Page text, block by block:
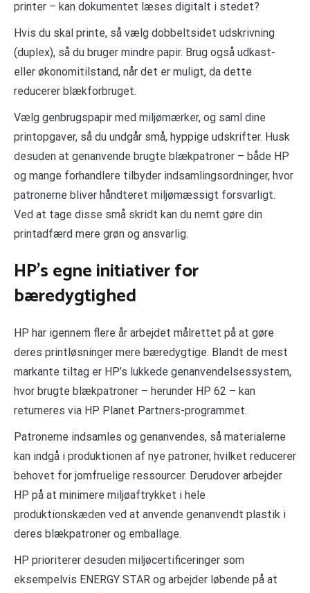
printer – kan dokumentet læses digitalt i stedet?
Hvis du skal printe, så vælg dobbeltsidet udskrivning
(duplex), så du bruger mindre papir. Brug også udkast-
eller økonomitilstand, når det er muligt, da dette
reducerer blækforbruget.
Vælg genbrugspapir med miljømærker, og saml dine
printopgaver, så du undgår små, hyppige udskrifter. Husk
desuden at genanvende brugte blækpatroner – både HP
og mange forhandlere tilbyder indsamlingsordninger, hvor
patronerne bliver håndteret miljømæssigt forsvarligt.
Ved at tage disse små skridt kan du nemt gøre din
printadfærd mere grøn og ansvarlig.
HP’s egne initiativer for
bæredygtighed
HP har igennem flere år arbejdet målrettet på at gøre
deres printløsninger mere bæredygtige. Blandt de mest
markante tiltag er HP’s lukkede genanvendelsessystem,
hvor brugte blækpatroner – herunder HP 62 – kan
returneres via HP Planet Partners-programmet.
Patronerne indsamles og genanvendes, så materialerne
kan indgå i produktionen af nye patroner, hvilket reducerer
behovet for jomfruelige ressourcer. Derudover arbejder
HP på at minimere miljøaftrykket i hele
produktionskæden ved at anvende genanvendt plastik i
deres blækpatroner og emballage.
HP prioriterer desuden miljøcertificeringer som
eksempelvis ENERGY STAR og arbejder løbende på at